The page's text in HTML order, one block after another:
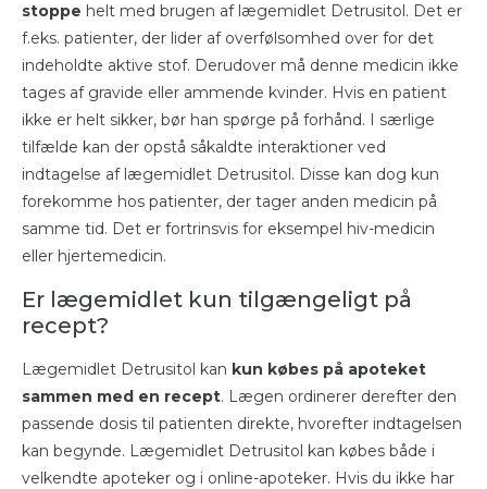
stoppe helt med brugen af lægemidlet Detrusitol. Det er
f.eks. patienter, der lider af overfølsomhed over for det
indeholdte aktive stof. Derudover må denne medicin ikke
tages af gravide eller ammende kvinder. Hvis en patient
ikke er helt sikker, bør han spørge på forhånd. I særlige
tilfælde kan der opstå såkaldte interaktioner ved
indtagelse af lægemidlet Detrusitol. Disse kan dog kun
forekomme hos patienter, der tager anden medicin på
samme tid. Det er fortrinsvis for eksempel hiv-medicin
eller hjertemedicin.
Er lægemidlet kun tilgængeligt på
recept?
Lægemidlet Detrusitol kan kun købes på apoteket
sammen med en recept. Lægen ordinerer derefter den
passende dosis til patienten direkte, hvorefter indtagelsen
kan begynde. Lægemidlet Detrusitol kan købes både i
velkendte apoteker og i online-apoteker. Hvis du ikke har